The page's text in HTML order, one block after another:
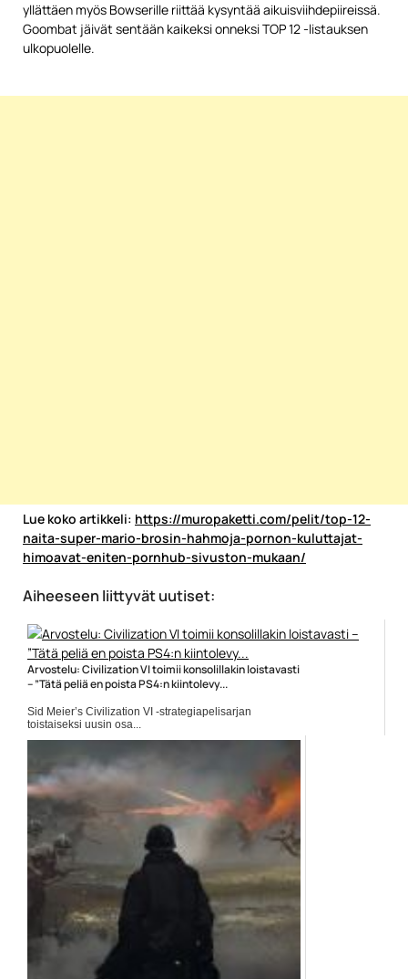
yllättäen myös Bowserille riittää kysyntää aikuisviihdepiireissä.
Goombat jäivät sentään kaikeksi onneksi TOP 12 -listauksen
ulkopuolelle.
Lue koko artikkeli: https://muropaketti.com/pelit/top-12-
naita-super-mario-brosin-hahmoja-pornon-kuluttajat-
himoavat-eniten-pornhub-sivuston-mukaan/
Aiheeseen liittyvät uutiset:
Arvostelu: Civilization VI toimii konsolillakin loistavasti
– ”Tätä peliä en poista PS4:n kiintolevy...
Sid Meier’s Civilization VI -strategiapelisarjan
toistaiseksi uusin osa...
2k Games